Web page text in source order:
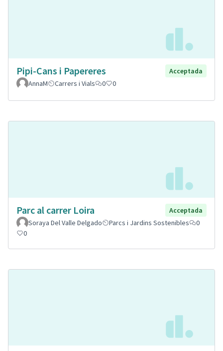
Pipi-Cans i Papereres
Acceptada
AnnaM
Carrers i Vials 0 0
Parc al carrer Loira
Acceptada
Soraya Del Valle Delgado
Parcs i Jardins Sostenibles
0
0